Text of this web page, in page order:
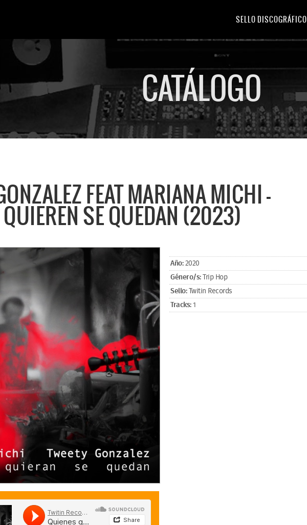
SELLO DISCOGRÁFICO
CATÁLOGO
FEAT MARIANA MICHI -
SE QUEDAN (2023)
Año:2020
Género/s:Trip Hop
Sello:Twitin Records
Tracks:1